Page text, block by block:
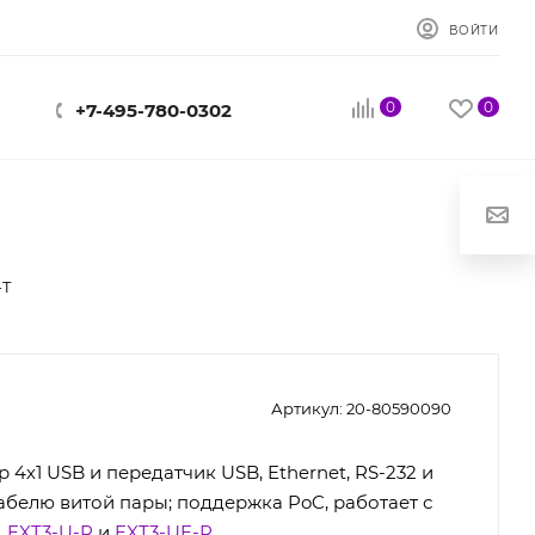
ВОЙТИ
+7-495-780-0302 0 0
Артикул: 20-80590090
4х1 USB и передатчик USB, Ethernet, RS-232 и
витой пары; поддержка PoC, работает с